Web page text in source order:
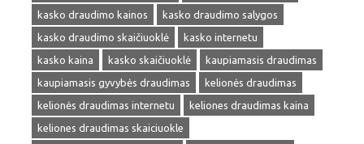
kasko draudimo kainos
kasko draudimo salygos
kasko draudimo skaičiuoklė
kasko internetu
kasko kaina
kasko skaičiuoklė
kaupiamasis draudimas
kaupiamasis gyvybės draudimas
kelionės draudimas
kelionės draudimas internetu
keliones draudimas kaina
keliones draudimas skaiciuokle